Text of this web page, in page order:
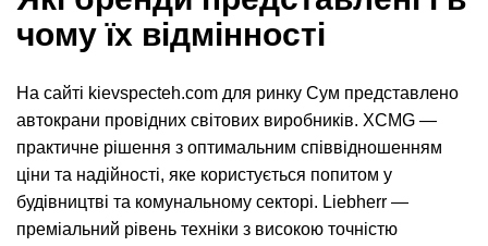
чому їх відмінності
На сайті kievspecteh.com для ринку Сум представлено
автокрани провідних світових виробників. XCMG —
практичне рішення з оптимальним співвідношенням
ціни та надійності, яке користується попитом у
будівництві та комунальному секторі. Liebherr —
преміальний рівень техніки з високою точністю